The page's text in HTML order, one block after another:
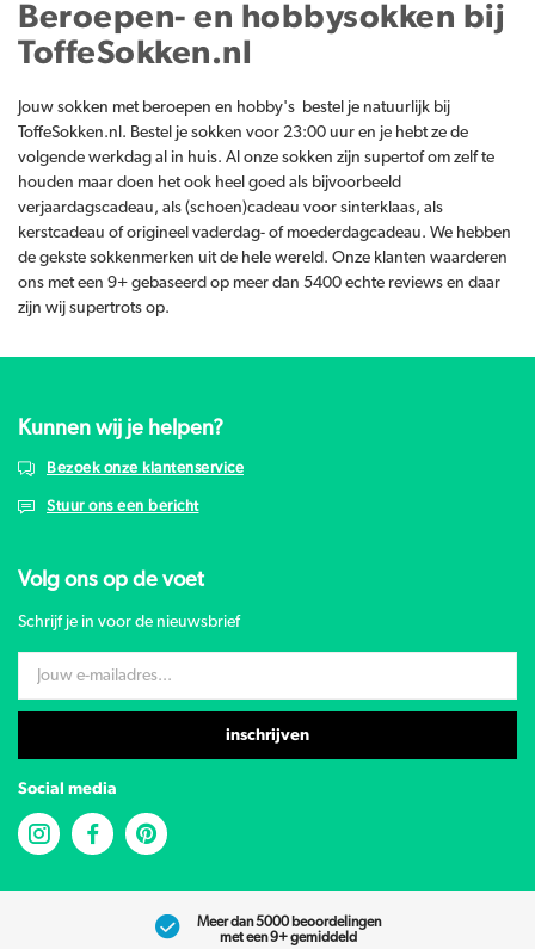
Beroepen- en hobbysokken bij
ToffeSokken.nl
Jouw sokken met beroepen en hobby's bestel je natuurlijk bij
ToffeSokken.nl. Bestel je sokken voor 23:00 uur en je hebt ze de
volgende werkdag al in huis. Al onze sokken zijn supertof om zelf te
houden maar doen het ook heel goed als bijvoorbeeld
verjaardagscadeau, als (schoen)cadeau voor sinterklaas, als
kerstcadeau of origineel vaderdag- of moederdagcadeau. We hebben
de gekste sokkenmerken uit de hele wereld. Onze klanten waarderen
ons met een 9+ gebaseerd op meer dan 5400 echte reviews en daar
zijn wij supertrots op.
Kunnen wij je helpen?
Bezoek onze klantenservice
Stuur ons een bericht
Volg ons op de voet
Schrijf je in voor de nieuwsbrief
inschrijven
Social media
Meer dan 5000 beoordelingen
met een 9+ gemiddeld